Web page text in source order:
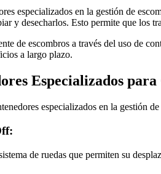
especializados en la gestión de
y desecharlos. Esto permite que los
de escombros a través del uso de
a largo plazo.
Especializados
especializados en la gestión
de ruedas que permiten su